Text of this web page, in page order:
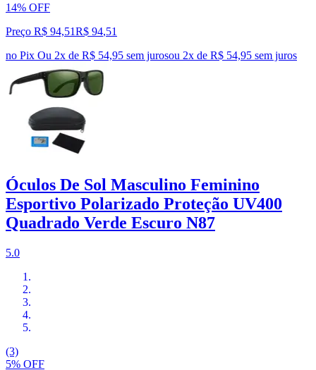
14% OFF
Preço R$ 94,51R$ 94,51
no Pix Ou 2x de R$ 54,95 sem jurosou 2x de R$ 54,95 sem juros
Óculos De Sol Masculino Feminino
Esportivo Polarizado Proteção UV400
Quadrado Verde Escuro N87
5.0
(3)
5% OFF